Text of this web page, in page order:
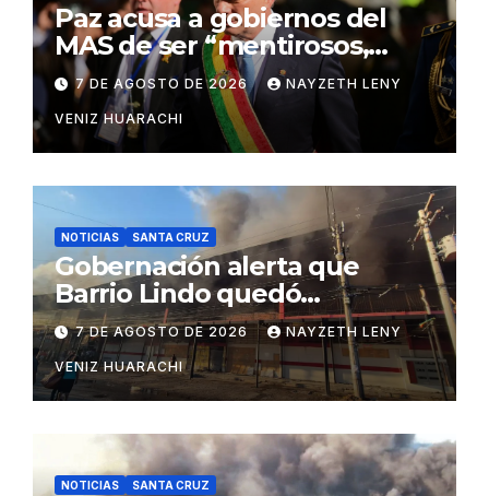
Paz acusa a gobiernos del
MAS de ser “mentirosos,
ladrones y flojos”
7 DE AGOSTO DE 2026 NAYZETH LENY
VENIZ HUARACHI
NOTICIAS SANTA CRUZ
Gobernación alerta que
Barrio Lindo quedó
inutilizable
7 DE AGOSTO DE 2026 NAYZETH LENY
VENIZ HUARACHI
NOTICIAS SANTA CRUZ